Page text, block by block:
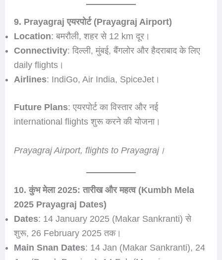
9. Prayagraj एयरपोर्ट (Prayagraj Airport)
Location: बमरौली, शहर से 12 km दूर।
Connectivity: दिल्ली, मुंबई, बैंगलोर और हैदराबाद के लिए
daily flights।
Airlines: IndiGo, Air India, SpiceJet।
Future Plans: एयरपोर्ट का विस्तार और नई
international flights शुरू करने की योजना।
Prayagraj Airport, flights to Prayagraj।
10. कुंभ मेला 2025: तारीख और महत्व (Kumbh Mela
2025 Prayagraj Dates)
Dates: 14 January 2025 (Makar Sankranti) से
शुरू, 26 February 2025 तक।
Main Snan Dates: 14 Jan (Makar Sankranti), 24